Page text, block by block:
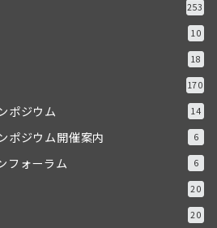
253
10
18
170
ポジウム 14
ポジウム開催案内 6
フォーラム 6
20
20